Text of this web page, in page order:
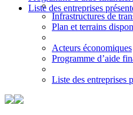
Liste des entreprises
Infrastructures de
Plan et terrains
Acteurs économiques
Programme d’aide
Liste des entreprises